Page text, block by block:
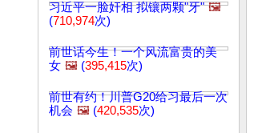
习近平一脸奸相 拟镶两颗"牙" 🖼️
(710,974次)
前世话今生！一个风流富贵的美
女 🖼️ (395,415次)
前世有约！川普G20给习最后一次
机会 🖼️ (420,535次)